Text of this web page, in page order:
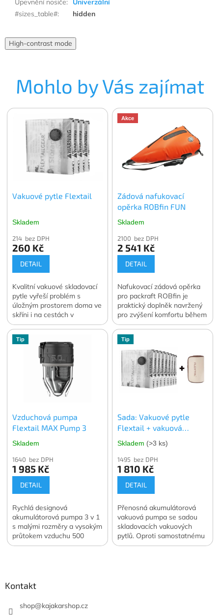
Upevnění nosiče:
Univerzální
#sizes_table#: hidden
High-contrast mode
Mohlo by Vás zajímat
Vakuové pytle Flextail
Skladem
214 bez DPH
260 Kč
DETAIL
Kvalitní vakuové skladovací
pytle vyřeší problém s
úložným prostorem doma ve
skříni i na cestách v
zavazadle. Vakuování
dokáže zmenšit objem
skladovaného oblečení a
lůžkovin o 70 až 90 %.
Ochrání skladované věci
před prachem, vlhkostí, moly
nebo plísní ať už je
skladujete kdekoli. V balení
4 ks. vybrané velikosti.
distribuce.
Akce
Zádová nafukovací
opěrka ROBfin FUN
Skladem
2100 bez DPH
2 541 Kč
DETAIL
Nafukovací zádová opěrka
pro packraft ROBfin je
praktický doplněk navržený
pro zvýšení komfortu během
pádlování.
Tip
Vzduchová pumpa
Flextail MAX Pump 3
Skladem
1640 bez DPH
1 985 Kč
DETAIL
Rychlá designová
akumulátorová pumpa 3 v 1
s malými rozměry a vysokým
průtokem vzduchu 500
l/min. Navíc funkce svítilny a
Tip
Sada: Vakuové pytle
Flextail + vakuová
Vacuum Pump
Skladem (>3 ks)
1495 bez DPH
1 810 Kč
DETAIL
Přenosná akumulátorová
vakuová pumpa se sadou
skladovacích vakuových
pytlů. Oproti samostatnému
nákupu ušetříte 400 Kč.
Kontakt
shop@kajakarshop.cz